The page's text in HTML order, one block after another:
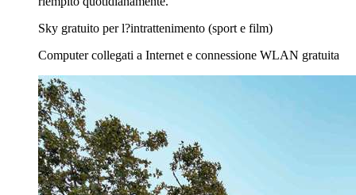
Sky gratuito per l?intrattenimento (sport e film)
Computer collegati a Internet e connessione WLAN gratuita